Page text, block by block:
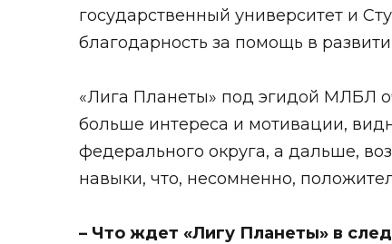
государственный университет и
благодарность за помощь в
«Лига Планеты» под эгидой МЛБЛ
больше интереса и мотивации,
федерального округа, а дальше,
навыки, что, несомненно,
– Что ждет «Лигу Планеты» в